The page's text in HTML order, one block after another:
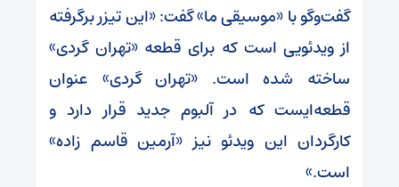
گفت‌وگو با «موسیقی ما» گفت: «این تیزر برگرفته
از ویدئویی است که برای قطعه «تهران گردی»
ساخته شده است. «تهران گردی» عنوان
قطعه‌ایست که در آلبوم جدید قرار دارد و
کارگردان این ویدئو نیز «آرمین قاسم زاده»
است.»